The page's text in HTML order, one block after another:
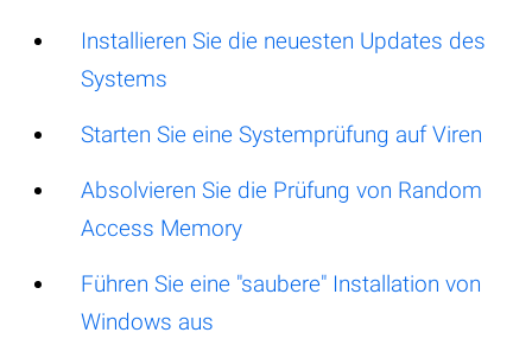
Installieren Sie die neuesten Updates des
Systems
Starten Sie eine Systemprüfung auf Viren
Absolvieren Sie die Prüfung von Random
Access Memory
Führen Sie eine "saubere" Installation von
Windows aus